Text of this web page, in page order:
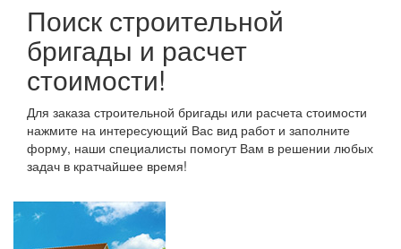
Поиск строительной
бригады и расчет
стоимости!
Для заказа строительной бригады или расчета стоимости
нажмите на интересующий Вас вид работ и заполните
форму, наши специалисты помогут Вам в решении любых
задач в кратчайшее время!